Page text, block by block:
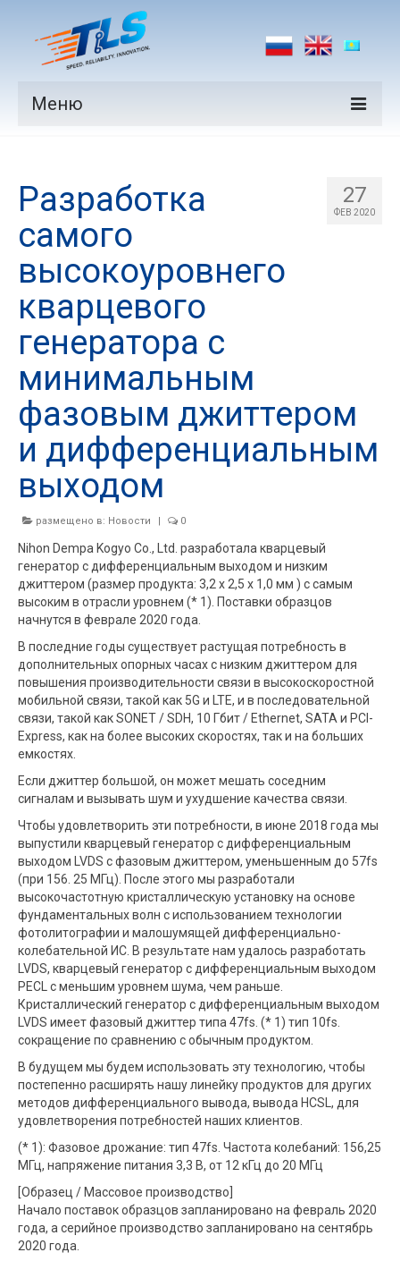
Меню
Производители
Рынки
Новости
Контакты
27
ФЕВ 2020
Разработка
самого
высокоуровнего
кварцевого
генератора с
минимальным
фазовым джиттером
и дифференциальным
выходом
размещено в: Новости | 0
Nihon Dempa Kogyo Co., Ltd. разработала кварцевый
генератор с дифференциальным выходом и низким
джиттером (размер продукта: 3,2 x 2,5 x 1,0 мм ) с самым
высоким в отрасли уровнем (* 1). Поставки образцов
начнутся в феврале 2020 года.
В последние годы существует растущая потребность в
дополнительных опорных часах с низким джиттером для
повышения производительности связи в высокоскоростной
мобильной связи, такой как 5G и LTE, и в последовательной
связи, такой как SONET / SDH, 10 Гбит / Ethernet, SATA и PCI-
Express, как на более высоких скоростях, так и на больших
емкостях.
Если джиттер большой, он может мешать соседним
сигналам и вызывать шум и ухудшение качества связи.
Чтобы удовлетворить эти потребности, в июне 2018 года мы
выпустили кварцевый генератор с дифференциальным
выходом LVDS с фазовым джиттером, уменьшенным до 57fs
(при 156. 25 МГц). После этого мы разработали
высокочастотную кристаллическую установку на основе
фундаментальных волн с использованием технологии
фотолитографии и малошумящей дифференциально-
колебательной ИС. В результате нам удалось разработать
LVDS, кварцевый генератор с дифференциальным выходом
PECL с меньшим уровнем шума, чем раньше.
Кристаллический генератор с дифференциальным выходом
LVDS имеет фазовый джиттер типа 47fs. (* 1) тип 10fs.
сокращение по сравнению с обычным продуктом.
В будущем мы будем использовать эту технологию, чтобы
постепенно расширять нашу линейку продуктов для других
методов дифференциального вывода, вывода HCSL, для
удовлетворения потребностей наших клиентов.
(* 1): Фазовое дрожание: тип 47fs. Частота колебаний: 156,25
МГц, напряжение питания 3,3 В, от 12 кГц до 20 МГц
[Образец / Массовое производство]
Начало поставок образцов запланировано на февраль 2020
года, а серийное производство запланировано на сентябрь
2020 года.